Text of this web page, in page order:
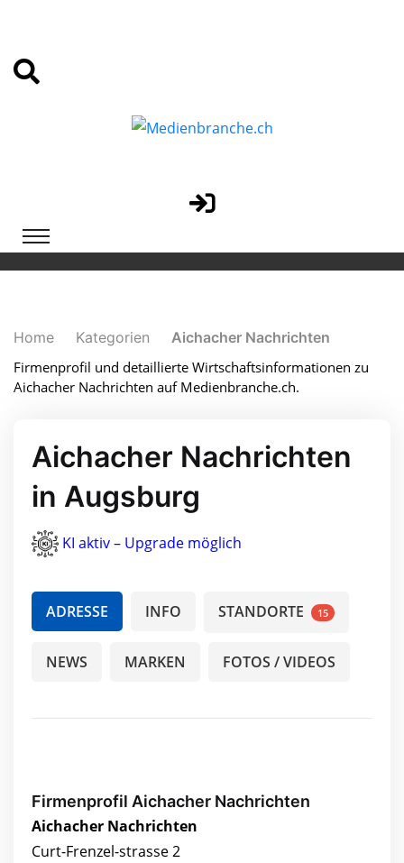
Home Kategorien
Aichacher Nachrichten
Firmenprofil und detaillierte Wirtschaftsinformationen zu
Aichacher Nachrichten auf Medienbranche.ch.
Aichacher Nachrichten
in Augsburg
KI aktiv – Upgrade möglich
ADRESSE INFO STANDORTE 15
NEWS MARKEN FOTOS / VIDEOS
Firmenprofil Aichacher Nachrichten
Aichacher Nachrichten
Curt-Frenzel-strasse 2